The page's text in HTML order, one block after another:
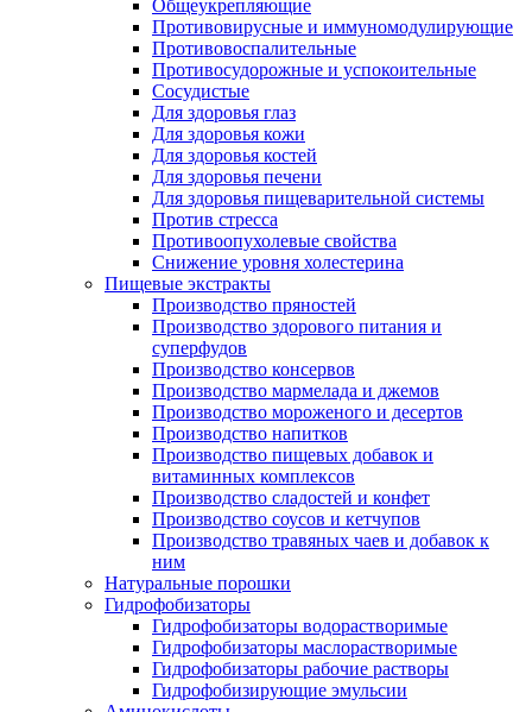
Общеукрепляющие
Противовирусные и иммуномодулирующие
Противовоспалительные
Противосудорожные и успокоительные
Сосудистые
Для здоровья глаз
Для здоровья кожи
Для здоровья костей
Для здоровья печени
Для здоровья пищеварительной системы
Против стресса
Противоопухолевые свойства
Снижение уровня холестерина
Пищевые экстракты
Производство пряностей
Производство здорового питания и
суперфудов
Производство консервов
Производство мармелада и джемов
Производство мороженого и десертов
Производство напитков
Производство пищевых добавок и
витаминных комплексов
Производство сладостей и конфет
Производство соусов и кетчупов
Производство травяных чаев и добавок к
ним
Натуральные порошки
Гидрофобизаторы
Гидрофобизаторы водорастворимые
Гидрофобизаторы маслорастворимые
Гидрофобизаторы рабочие растворы
Гидрофобизирующие эмульсии